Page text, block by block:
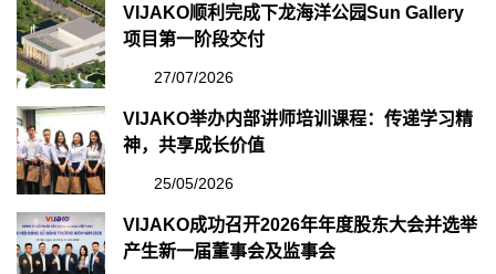
VIJAKO顺利完成下龙海洋公园Sun Gallery
项目第一阶段交付
27/07/2026
VIJAKO举办内部讲师培训课程：传递学习精
神，共享成长价值
25/05/2026
VIJAKO成功召开2026年年度股东大会并选举
产生新一届董事会及监事会